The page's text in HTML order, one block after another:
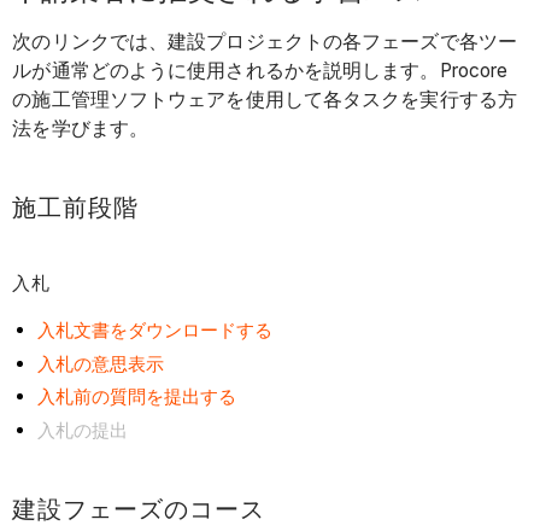
ス
施
工
前
階
設
フ
ェ
ー
コ
次のリンクでは、建設プロジェクトの各フェーズで各ツー
ルが通常どのように使用されるかを説明します。Procore
の施工管理ソフトウェアを使用して各タスクを実行する方
法を学びます。
施工前段階
入札
入札文書をダウンロードする
入札の意思表示
入札前の質問を提出する
入札の提出
建設フェーズのコース